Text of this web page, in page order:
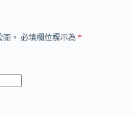
。 必填欄位標示為 *